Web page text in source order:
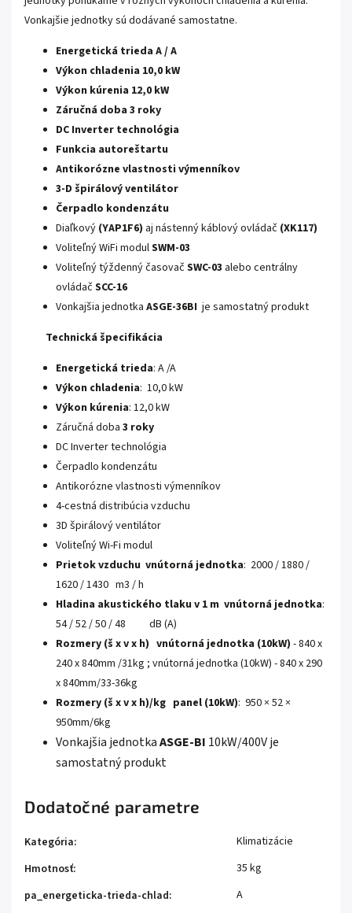
Vonkajšie jednotky sú dodávané samostatne.
Energetická trieda A / A
Výkon chladenia 10,0 kW
Výkon kúrenia 12,0 kW
Záručná doba 3 roky
DC Inverter technológia
Funkcia autoreštartu
Antikorózne vlastnosti výmenníkov
3-D špirálový ventilátor
Čerpadlo kondenzátu
Diaľkový (YAP1F6) aj nástenný káblový ovládač (XK117)
Voliteľný WiFi modulSWM-03
Voliteľný týždenný časovačSWC-03 alebo centrálny
ovládačSCC-16
Vonkajšia jednotka ASGE-36BI je samostatný produkt
Technická špecifikácia
Energetická trieda: A /A
Výkon chladenia: 10,0 kW
Výkon kúrenia: 12,0 kW
Záručná doba 3 roky
DC Inverter technológia
Čerpadlo kondenzátu
Antikorózne vlastnosti výmenníkov
4-cestná distribúcia vzduchu
3D špirálový ventilátor
Voliteľný Wi-Fi modul
Prietok vzduchu vnútorná jednotka: 2000 / 1880 /
1620 / 1430 m3 / h
Hladina akustického tlaku v 1 m vnútorná jednotka:
54 / 52 / 50 / 48 dB (A)
Rozmery (š x v x h) vnútorná jednotka (10kW) - 840 x
240 x 840mm /31kg ; vnútorná jednotka (10kW) - 840 x 290
x 840mm/33-36kg
Rozmery (š x v x h)/kg panel (10kW): 950 × 52 ×
950mm/6kg
Vonkajšia jednotkaASGE-BI 10kW/400V je
samostatný produkt
Dodatočné parametre
Kategória:
Klimatizácie
Hmotnosť:
35 kg
pa_energeticka-trieda-chlad:
A